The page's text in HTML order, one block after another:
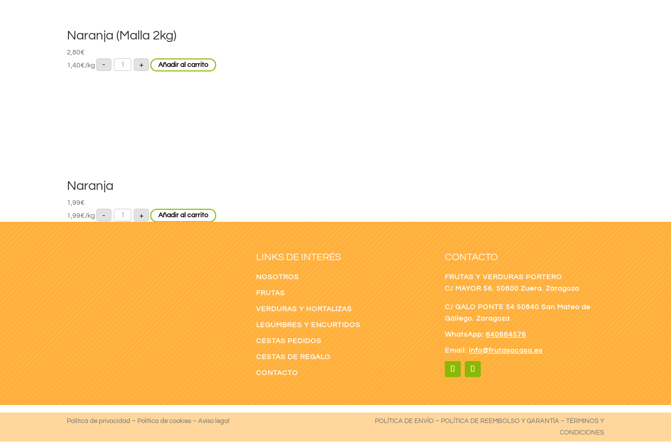
Naranja (Malla 2kg)
2,80€
1,40€/kg -
Naranja
(Malla
+ Añadir al carrito
Naranja
1,99€
1,99€/kg -
Naranja
cantidad+ Añadir al carrito
LINKS DE INTERÉS
NOSOTROS
FRUTAS
VERDURAS Y HORTALIZAS
LEGUMBRES Y ENCURTIDOS
CESTAS PEDIDOS
CESTAS DE REGALO
CONTACTO
CONTACTO
FRUTAS Y VERDURAS PORTERO
C/ MAYOR 56. 50800 Zuera. Zaragoza
C/ GALO PONTE 54 50840 San Mateo de
Gállego. Zaragoza
WhatsApp: 640664576
Email: info@frutasacasa.es
Política de privacidad – Política de cookies –Aviso legal POLÍTICA DE ENVÍO– POLÍTICA DE REEMBOLSO Y GARANTÍA– TÉRMINOS Y
CONDICIONES